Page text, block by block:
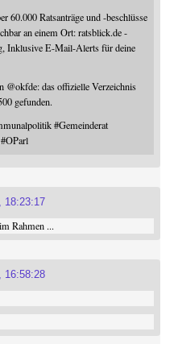
60.000 Ratsanträge und -beschlüsse
an einem Ort: ratsblick.de -
Inklusive E-Mail-Alerts für deine
@okfde: das offizielle Verzeichnis
gefunden.
#Gemeinderat
#OParl
18:23:17
Rahmen ...
16:58:28